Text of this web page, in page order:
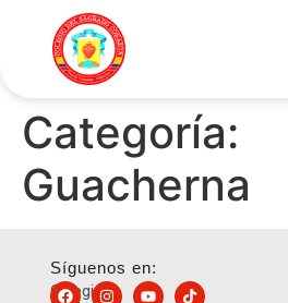
Categoría:
Guacherna
Colegio
Síguenos en: